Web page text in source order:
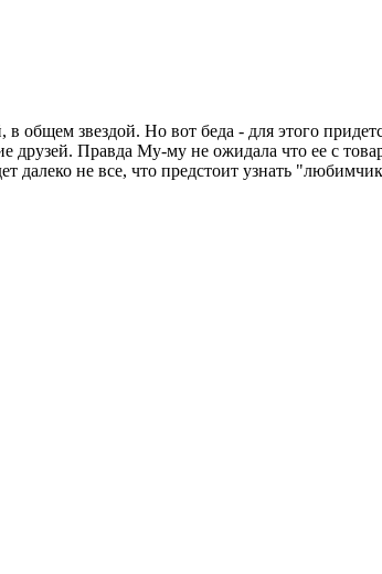
звездой. Но вот беда - для этого
друзей. Правда Му-му не ожидала что ее с
далеко не все, что предстоит узнать